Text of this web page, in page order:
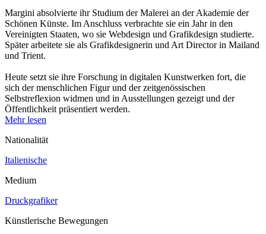
Margini absolvierte ihr Studium der Malerei an der Akademie der
Schönen Künste. Im Anschluss verbrachte sie ein Jahr in den
Vereinigten Staaten, wo sie Webdesign und Grafikdesign studierte.
Später arbeitete sie als Grafikdesignerin und Art Director in Mailand
und Trient.
Heute setzt sie ihre Forschung in digitalen Kunstwerken fort, die
sich der menschlichen Figur und der zeitgenössischen
Selbstreflexion widmen und in Ausstellungen gezeigt und der
Öffentlichkeit präsentiert werden.
Mehr lesen
Nationalität
Italienische
Medium
Druckgrafiker
Künstlerische Bewegungen